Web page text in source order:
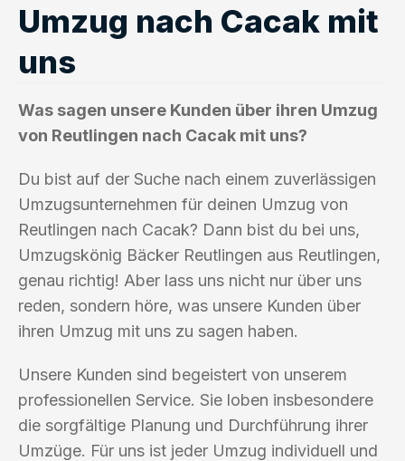
Umzug nach Cacak mit
uns
Was sagen unsere Kunden über ihren Umzug
von Reutlingen nach Cacak mit uns?
Du bist auf der Suche nach einem zuverlässigen
Umzugsunternehmen für deinen Umzug von
Reutlingen nach Cacak? Dann bist du bei uns,
Umzugskönig Bäcker Reutlingen aus Reutlingen,
genau richtig! Aber lass uns nicht nur über uns
reden, sondern höre, was unsere Kunden über
ihren Umzug mit uns zu sagen haben.
Unsere Kunden sind begeistert von unserem
professionellen Service. Sie loben insbesondere
die sorgfältige Planung und Durchführung ihrer
Umzüge. Für uns ist jeder Umzug individuell und